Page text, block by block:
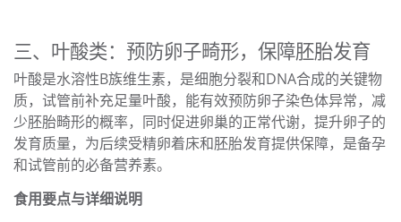
三、叶酸类：预防卵子畸形，保障胚胎发育
叶酸是水溶性B族维生素，是细胞分裂和DNA合成的关键物
质，试管前补充足量叶酸，能有效预防卵子染色体异常，减
少胚胎畸形的概率，同时促进卵巢的正常代谢，提升卵子的
发育质量，为后续受精卵着床和胚胎发育提供保障，是备孕
和试管前的必备营养素。
食用要点与详细说明